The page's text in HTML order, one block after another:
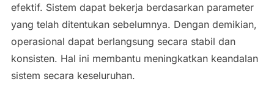
efektif. Sistem dapat bekerja berdasarkan parameter
yang telah ditentukan sebelumnya. Dengan demikian,
operasional dapat berlangsung secara stabil dan
konsisten. Hal ini membantu meningkatkan keandalan
sistem secara keseluruhan.